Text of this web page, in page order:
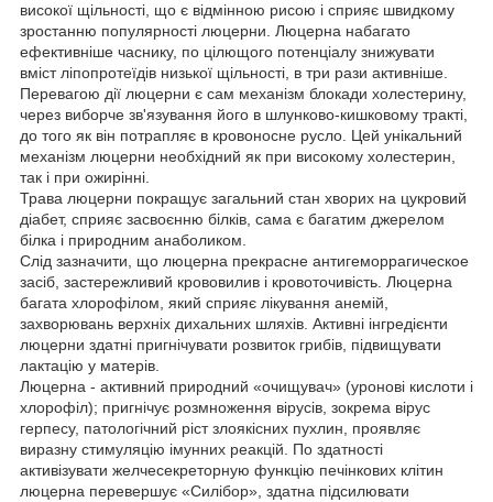
високої щільності, що є відмінною рисою і сприяє швидкому
зростанню популярності люцерни. Люцерна набагато
ефективніше часнику, по цілющого потенціалу знижувати
вміст ліпопротеїдів низької щільності, в три рази активніше.
Перевагою дії люцерни є сам механізм блокади холестерину,
через виборче зв'язування його в шлунково-кишковому тракті,
до того як він потрапляє в кровоносне русло. Цей унікальний
механізм люцерни необхідний як при високому холестерин,
так і при ожирінні.
Трава люцерни покращує загальний стан хворих на цукровий
діабет, сприяє засвоєнню білків, сама є багатим джерелом
білка і природним анаболиком.
Слід зазначити, що люцерна прекрасне антигеморрагическое
засіб, застережливий крововилив і кровоточивість. Люцерна
багата хлорофілом, який сприяє лікування анемій,
захворювань верхніх дихальних шляхів. Активні інгредієнти
люцерни здатні пригнічувати розвиток грибів, підвищувати
лактацію у матерів.
Люцерна - активний природний «очищувач» (уронові кислоти і
хлорофіл); пригнічує розмноження вірусів, зокрема вірус
герпесу, патологічний ріст злоякісних пухлин, проявляє
виразну стимуляцію імунних реакцій. По здатності
активізувати желчесекреторную функцію печінкових клітин
люцерна перевершує «Силібор», здатна підсилювати